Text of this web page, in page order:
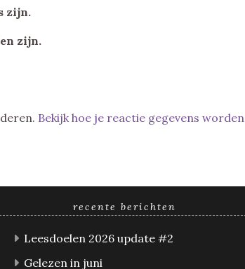
zijn.
zijn.
Bekijk hoe je reactie gegevens worden
recente berichten
Leesdoelen 2026 update #2
Gelezen in juni